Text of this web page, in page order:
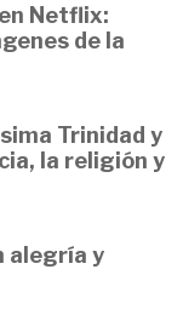
Netflix:
de la
Trinidad y
la religión y
alegría y